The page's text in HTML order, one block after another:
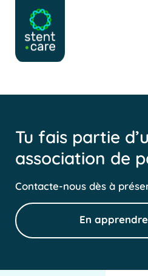
Skip to main content
Tu fais partie
association de
Contacte-nous dès à
En